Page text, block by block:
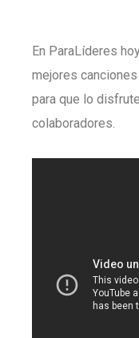
En ParaLíderes
mejores
para que lo
colaboradores.